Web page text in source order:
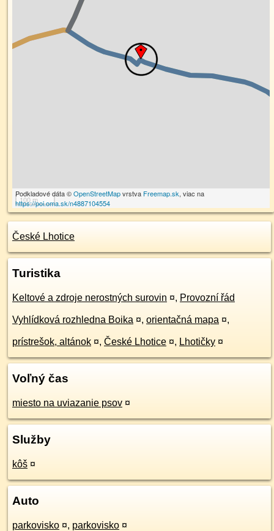
100 m
Podkladové dáta ©OpenStreetMapvrstva Freemap.sk, viac na
https://poi.oma.sk/n4887104554
České Lhotice
Turistika
Keltové a zdroje nerostných surovin ¤, Provozní řád
Vyhlídková rozhledna Boika ¤, orientačná mapa ¤,
prístrešok, altánok ¤, České Lhotice ¤, Lhotičky ¤
Voľný čas
miesto na uviazanie psov ¤
Služby
kôš ¤
Auto
parkovisko ¤, parkovisko ¤